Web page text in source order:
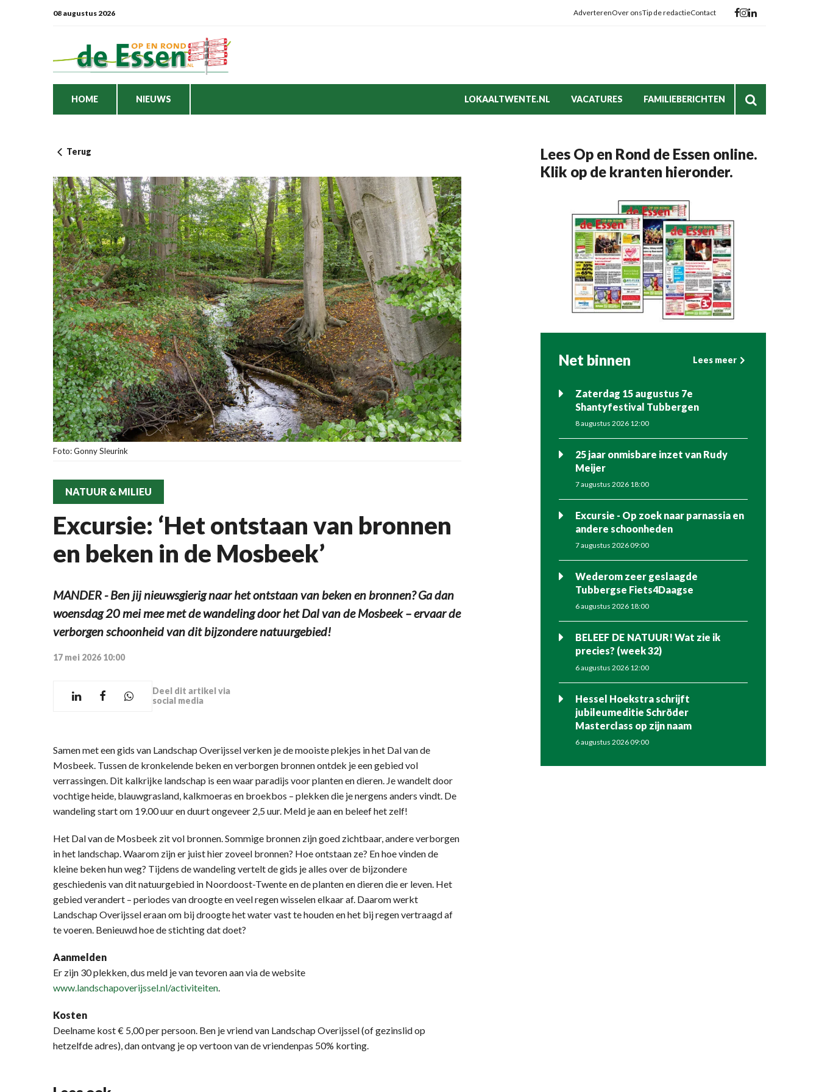
08 augustus 2026 AdverterenOver onsTip de redactieContact
HOME NIEUWS LOKAALTWENTE.NL VACATURES FAMILIEBERICHTEN
Terug
Foto: Gonny Sleurink
NATUUR & MILIEU
Excursie: ‘Het ontstaan van bronnen
en beken in de Mosbeek’
MANDER - Ben jij nieuwsgierig naar het ontstaan van beken en bronnen? Ga dan
woensdag 20 mei mee met de wandeling door het Dal van de Mosbeek – ervaar de
verborgen schoonheid van dit bijzondere natuurgebied!
17 mei 2026 10:00
Deel dit artikel via
social media
Samen met een gids van Landschap Overijssel verken je de mooiste plekjes in het Dal van de
Mosbeek. Tussen de kronkelende beken en verborgen bronnen ontdek je een gebied vol
verrassingen. Dit kalkrijke landschap is een waar paradijs voor planten en dieren. Je wandelt door
vochtige heide, blauwgrasland, kalkmoeras en broekbos – plekken die je nergens anders vindt. De
wandeling start om 19.00 uur en duurt ongeveer 2,5 uur. Meld je aan en beleef het zelf!
Het Dal van de Mosbeek zit vol bronnen. Sommige bronnen zijn goed zichtbaar, andere verborgen
in het landschap. Waarom zijn er juist hier zoveel bronnen? Hoe ontstaan ze? En hoe vinden de
kleine beken hun weg? Tijdens de wandeling vertelt de gids je alles over de bijzondere
geschiedenis van dit natuurgebied in Noordoost-Twente en de planten en dieren die er leven. Het
gebied verandert – periodes van droogte en veel regen wisselen elkaar af. Daarom werkt
Landschap Overijssel eraan om bij droogte het water vast te houden en het bij regen vertraagd af
te voeren. Benieuwd hoe de stichting dat doet?
Aanmelden
Er zijn 30 plekken, dus meld je van tevoren aan via de website
www.landschapoverijssel.nl/activiteiten.
Kosten
Deelname kost € 5,00 per persoon. Ben je vriend van Landschap Overijssel (of gezinslid op
hetzelfde adres), dan ontvang je op vertoon van de vriendenpas 50% korting.
Lees Op en Rond de Essen online.
Klik op de kranten hieronder.
Net binnen Lees meer
Zaterdag 15 augustus 7e
Shantyfestival Tubbergen
8 augustus 2026 12:00
25 jaar onmisbare inzet van Rudy
Meijer
7 augustus 2026 18:00
Excursie - Op zoek naar parnassia en
andere schoonheden
7 augustus 2026 09:00
Wederom zeer geslaagde
Tubbergse Fiets4Daagse
6 augustus 2026 18:00
BELEEF DE NATUUR! Wat zie ik
precies? (week 32)
6 augustus 2026 12:00
Hessel Hoekstra schrijft
jubileumeditie Schröder
Masterclass op zijn naam
6 augustus 2026 09:00